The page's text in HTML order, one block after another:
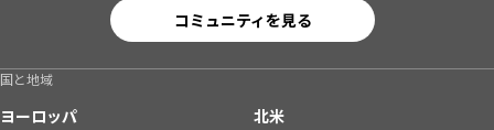
コミュニティを見る
国と地域
ヨーロッパ
北米